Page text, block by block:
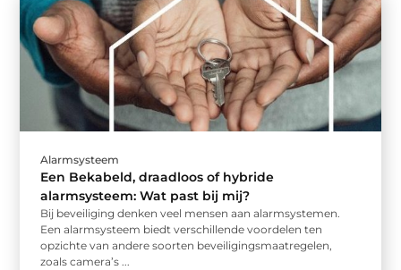
Alarmsysteem
Een Bekabeld, draadloos of hybride
alarmsysteem: Wat past bij mij?
Bij beveiliging denken veel mensen aan alarmsystemen.
Een alarmsysteem biedt verschillende voordelen ten
opzichte van andere soorten beveiligingsmaatregelen,
zoals camera’s ...